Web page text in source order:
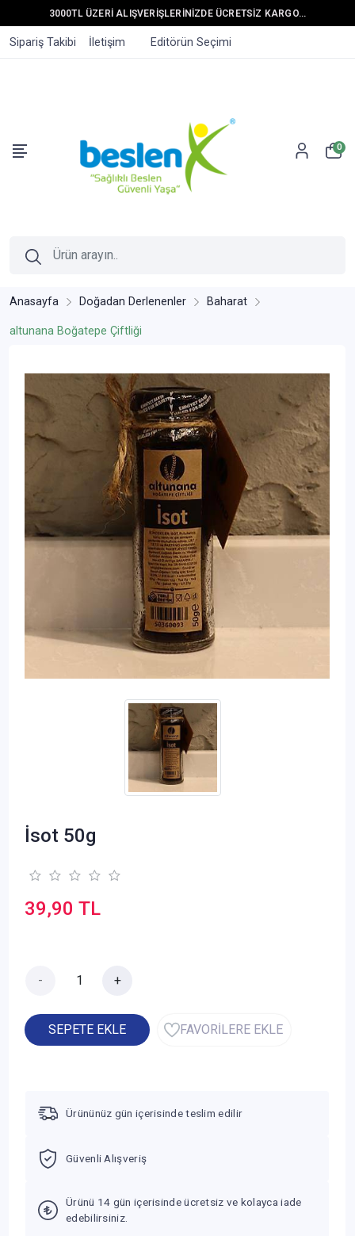
3000TL ÜZERİ ALIŞVERİŞLERİNİZDE ÜCRETSİZ KARGO...
Sipariş Takibi İletişim Editörün Seçimi
0
Anasayfa Doğadan Derlenenler Baharat
altunana Boğatepe Çiftliği
İsot 50g
39,90 TL
- +
SEPETE EKLE FAVORİLERE EKLE
Ürününüz gün içerisinde teslim edilir
Güvenli Alışveriş
Ürünü 14 gün içerisinde ücretsiz ve kolayca iade
edebilirsiniz.